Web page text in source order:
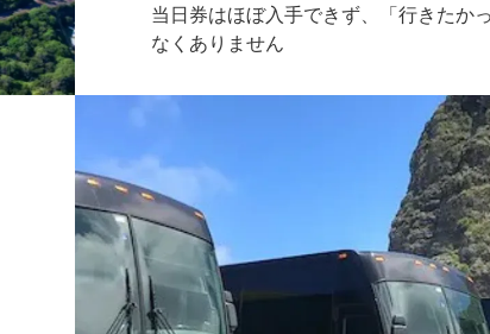
当日券はほぼ入手できず、「行きたか
なくありません